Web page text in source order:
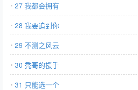
27 我都会拥有
28 我要追到你
29 不测之风云
30 秃哥的援手
31 只能选一个